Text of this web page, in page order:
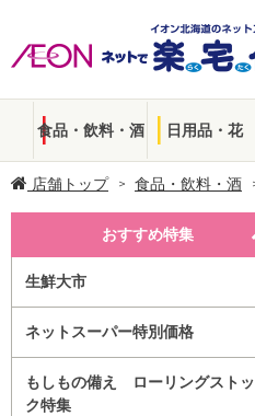
食品・飲料・酒 日用品・花
店舗トップ 食品・飲料・酒
おすすめ特集
生鮮大市
ネットスーパー特別価格
もしもの備え ローリングストッ
ク特集